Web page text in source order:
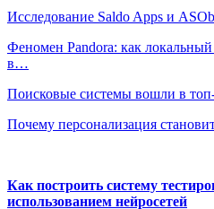
Исследование Saldo Apps и
Феномен Pandora: как локальный
в…
Поисковые системы вошли в
Почему персонализация
Как построить систему
использованием нейросетей